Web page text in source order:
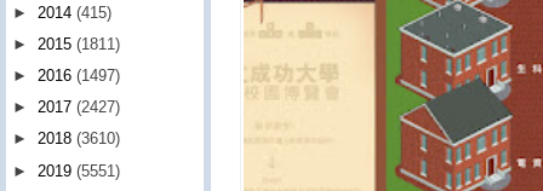
► 2014 (415)
► 2015 (1811)
► 2016 (1497)
► 2017 (2427)
► 2018 (3610)
► 2019 (5551)